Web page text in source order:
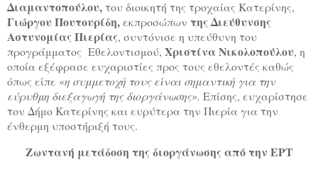
Διαμαντοπούλου,του διοικητή της τροχαίας Κατερίνης,
Γιώργου Πουτουρίδη,εκπροσώπων της Διεύθυνσης
Αστυνομίας Πιερίας, συντόνισε η υπεύθυνη του
προγράμματος Εθελοντισμού, Χριστίνα Νικολοπούλου, η
οποία εξέφρασε ευχαριστίες προς τους εθελοντές καθώς
όπως είπε «η συμμετοχή τους είναι σημαντική για την
εύρυθμη διεξαγωγή της διοργάνωσης». Επίσης, ευχαρίστησε
τον Δήμο Κατερίνης και ευρύτερα την Πιερία για την
ένθερμη υποστήριξή τους.
Ζωντανή μετάδοση της διοργάνωσης από την ΕΡΤ